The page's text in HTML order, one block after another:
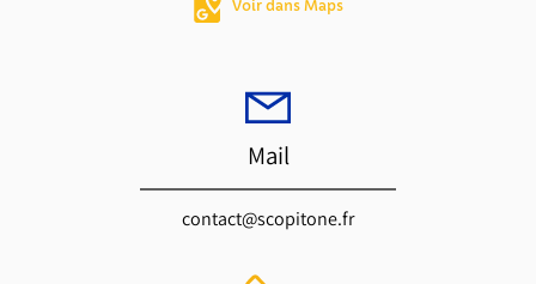
Voir dans Maps
Mail
contact@scopitone.fr